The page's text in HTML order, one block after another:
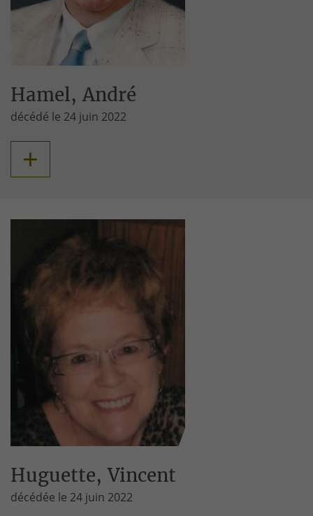
Hamel, André
décédé le 24 juin 2022
+
Huguette, Vincent
décédée le 24 juin 2022